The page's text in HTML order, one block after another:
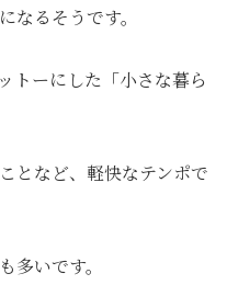
なるそうです。
トーにした「小さな暮ら
となど、軽快なテンポで
多いです。